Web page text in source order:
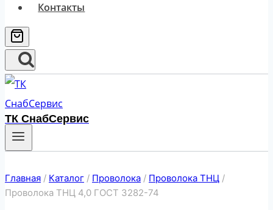
Контакты
ТК СнабСервис
Главная / Каталог / Проволока / Проволока ТНЦ /
Проволока ТНЦ 4,0 ГОСТ 3282-74